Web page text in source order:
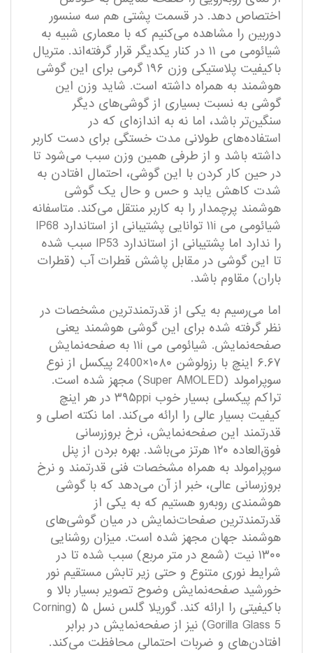
اختصاص دهد. در قسمت پشتی هم سه سنسور
دوربین را مشاهده می‌کنیم که با معماری شبیه به
شیائومی می ۱۱ در کنار یکدیگر قرار گرفته‌اند. متریال
با‌کیفیت پلاستیکی وزن ۱۹۶ گرمی برای این گوشی
هوشمند به همراه داشته است. شاید وزن این
گوشی به نسبت بسیاری از گوشی‌های دیگر
سنگین‌تر باشد، اما نه به اندازه‌ای که در
استفاده‌های طولانی مدت خستگی برای دست کاربر
داشته باشد و از طرفی همین وزن سبب می‌شود تا
در حین کار کردن با این گوشی، احتمال افتادن به
شدت کاهش یابد و حس و حال یک گوشی
هوشمند پرچمدار را به کاربر منتقل می‌کند. متاسفانه
شیائومی می ۱۱i توانایی پشتیبانی از استاندارد IP68
را ندارد اما پشتیبانی از استاندارد IP53 سبب شده
تا این گوشی در مقابل پاشش قطرات آب (قطرات
باران) مقاوم باشد.
اما می‌رسیم به یکی از قدرتمند‌ترین مشخصات در
نظر گرفته شده برای این گوشی هوشمند یعنی
صفحه‌نمایش. شیائومی می ۱۱i به صفحه‌نمایش
۶.۶۷ اینچ با رزولوشن ۱۰۸۰×2400 پیکسل از نوع
سوپر‌امولد (Super AMOLED) مجهز شده است.
تراکم پیکسلی بسیار خوب ۳۹۵ppi در هر اینچ
کیفیت بسیار عالی را ارائه می‌کند. اما نکته اصلی و
قدرتمند این صفحه‌نمایش، نرخ بروزرسانی
فوق‌العاده ۱۲۰ هرتز می‌باشد. بهره بردن از پنل
سوپرامولد به همراه مشخصات فنی قدرتمند و نرخ
بروزرسانی عالی، خبر از آن می‌دهد که با گوشی
هوشمندی رو‌به‌رو هستیم که به یکی از
قدرتمند‌ترین صفحات‌نمایش در میان گوشی‌های
هوشمند جهان مجهز شده است. میزان روشنایی
۱۳۰۰ نیت (شمع در متر مربع) سبب شده تا در
شرایط نوری متنوع و حتی زیر تابش مستقیم نور
خورشید صفحه‌نمایش وضوح تصویر بسیار بالا و
با‌کیفیتی را ارائه کند. گوریلا گلس نسل ۵ (Corning
Gorilla Glass 5) نیز از صفحه‌نمایش در برابر
افتادن‌های و ضربات احتمالی محافظت می‌کند.